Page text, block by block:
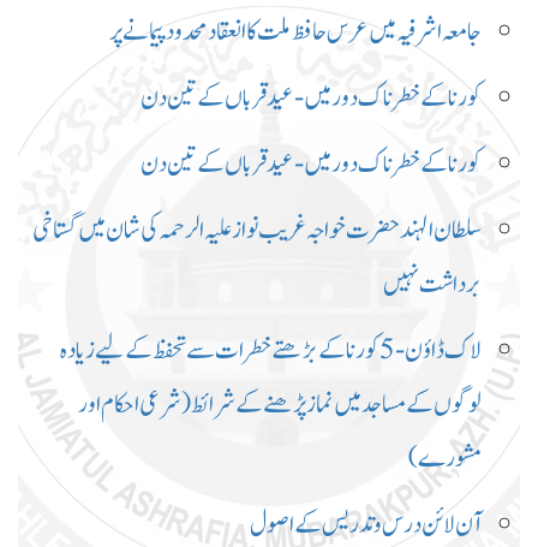
جامعہ اشرفیہ میں عرس حافظ ملت کا انعقاد محدود پیمانے پر
کورنا کے خطرناک دور میں-عید قرباں کے تین دن
کورنا کے خطرناک دور میں-عید قرباں کے تین دن
سلطان الہند حضرت خواجہ غریب نواز علیہ الرحمہ کی شان میں گستاخی
برداشت نہیں
لاک ڈاؤن -5 کورنا کے بڑھتے خطرات سے تحفظ کے لیے زیادہ
لوگوں کے مساجد میں نماز پڑھنے کے شرائط (شرعی احکام اور
مشورے)
آن لائن درس و تدریس کے اصول